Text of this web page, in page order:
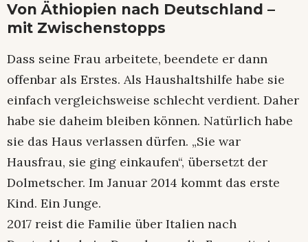
Von Äthiopien nach Deutschland –
mit Zwischenstopps
Dass seine Frau arbeitete, beendete er dann
offenbar als Erstes. Als Haushaltshilfe habe sie
einfach vergleichsweise schlecht verdient. Daher
habe sie daheim bleiben können. Natürlich habe
sie das Haus verlassen dürfen. „Sie war
Hausfrau, sie ging einkaufen“, übersetzt der
Dolmetscher. Im Januar 2014 kommt das erste
Kind. Ein Junge.
2017 reist die Familie über Italien nach